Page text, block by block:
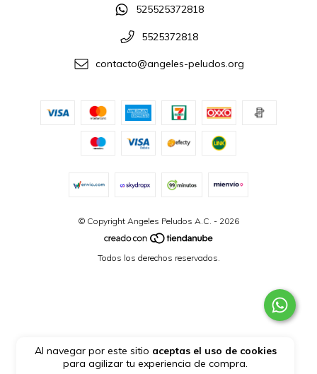
Al navegar por este sitio aceptas el uso de cookies
para agilizar tu experiencia de compra.
525525372818
5525372818
contacto@angeles-peludos.org
© Copyright Angeles Peludos A.C. - 2026
Todos los derechos reservados.